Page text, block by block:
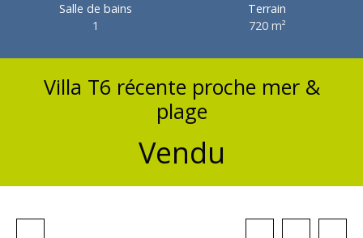
Salle de bains
1
Terrain
720 m²
Villa T6 récente proche mer &
plage
Vendu